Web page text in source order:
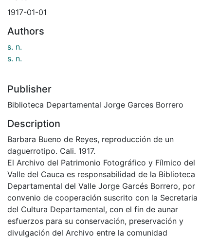
1917-01-01
Authors
s. n.
s. n.
Publisher
Biblioteca Departamental Jorge Garces Borrero
Description
Barbara Bueno de Reyes, reproducción de un
daguerrotipo. Cali. 1917.
El Archivo del Patrimonio Fotográfico y Fílmico del
Valle del Cauca es responsabilidad de la Biblioteca
Departamental del Valle Jorge Garcés Borrero, por
convenio de cooperación suscrito con la Secretaria
del Cultura Departamental, con el fin de aunar
esfuerzos para su conservación, preservación y
divulgación del Archivo entre la comunidad